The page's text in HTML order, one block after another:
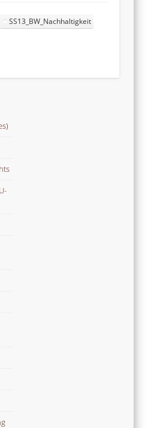
SS13_BW_Nachhaltigkeit